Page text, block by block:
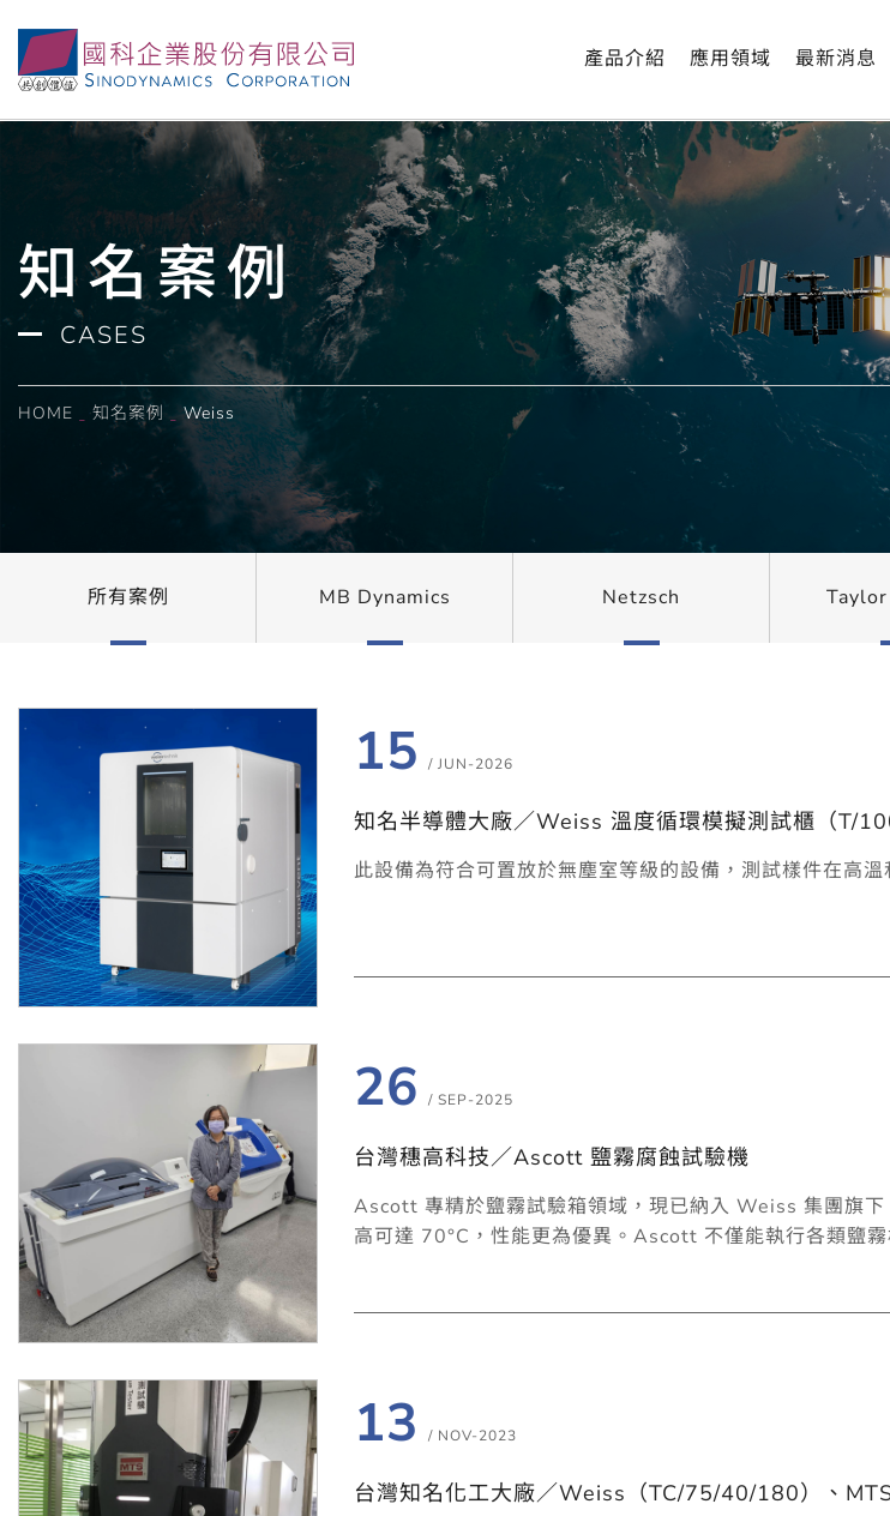
產品介紹 應用領域 最新消息
知名案例
CASES
HOME 知名案例 Weiss
所有案例 MB Dynamics Netzsch
15 / JUN-2026
知名半導體大廠／Weiss 溫度循環模擬測試櫃（T/
此設備為符合可置放於無塵室等級的設備，測試樣件在高
26 / SEP-2025
台灣穗高科技／Ascott 鹽霧腐蝕試驗機
Ascott 專精於鹽霧試驗箱領域，現已納入 Weiss 集團旗
高可達 70°C，性能更為優異。Ascott 不僅能執行各類鹽
13 / NOV-2023
台灣知名化工大廠／Weiss（TC/75/40/180）、